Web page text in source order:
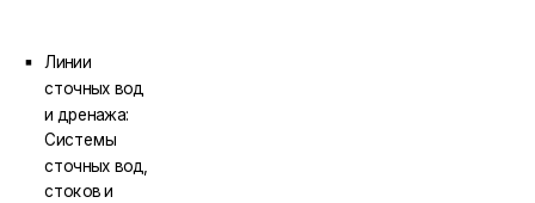
Линии
сточных вод
и дренажа:
Системы
сточных вод,
стоков и